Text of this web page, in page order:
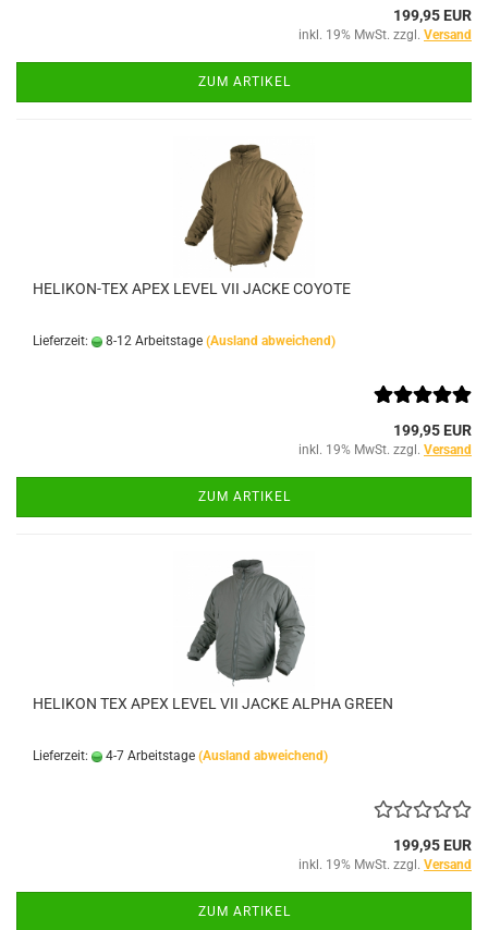
199,95 EUR
inkl. 19% MwSt. zzgl. Versand
ZUM ARTIKEL
HELIKON-TEX APEX LEVEL VII JACKE COYOTE
Lieferzeit: 8-12 Arbeitstage (Ausland abweichend)
199,95 EUR
inkl. 19% MwSt. zzgl. Versand
ZUM ARTIKEL
HELIKON TEX APEX LEVEL VII JACKE ALPHA GREEN
Lieferzeit: 4-7 Arbeitstage (Ausland abweichend)
199,95 EUR
inkl. 19% MwSt. zzgl. Versand
ZUM ARTIKEL